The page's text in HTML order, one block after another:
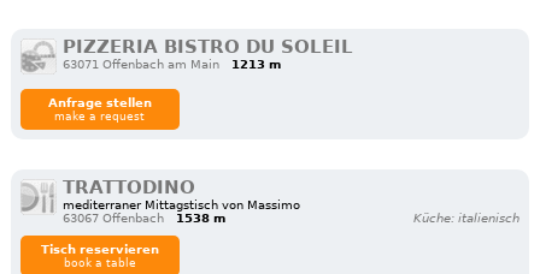
PIZZERIA BISTRO DU SOLEIL
63071 Offenbach am Main 1213 m
Anfrage stellen
make a request
TRATTODINO
mediterraner Mittagstisch von Massimo
63067 Offenbach
1538 m Küche: italienisch
Tisch reservieren
book a table